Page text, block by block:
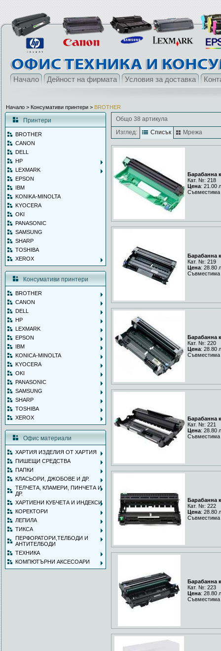
Начало Дейност на фирмата Условия за доставка
Начало > Консумативи принтери > BROTHER
Принтери
BROTHER
CANON
DELL
HP
LEXMARK
EPSON
IBM
KONIKA-MINOLTA
KYOCERA
OKI
PANASONIC
SAMSUNG
SHARP
TOSHIBA
XEROX
Консумативи принтери
BROTHER
CANON
DELL
HP
LEXMARK
EPSON
IBM
KONICA-MINOLTA
KYOCERA
OKI
PANASONIC
SAMSUNG
SHARP
TOSHIBA
XEROX
Офис материали
ХАРТИЯ ИЗДЕЛИЯ ОТ ХАРТИЯ
ПИШЕЩИ СРЕДСТВА
ПАПКИ
КЛАСЬОРИ, ДЖОБОВЕ И ДР.
ТЕЛЧЕТА, КЛАМЕРИ, ПИНЧЕТА И
ДР.
ХАРТИЕНИ КУБЧЕТА И ИНДЕКСИ
КОРЕКТОРИ
ЛЕПИЛА
ТИКСА
ПЕРФОРАТОРИ,ТЕЛБОДИ И
АНТИТЕЛБОДИ
ТЕХНИКА
КОМПЮТЪРНИ АКСЕСОАРИ
Общо 38 артикула
Изглед:
Списък Мрежа
Барабанна
Кат. №: 218
Цена: 21.00
Съвместима
Барабанна
Кат. №: 219
Цена: 28.80
Съвместима
Барабанна
Кат. №: 220
Цена: 28.80
Съвместима
Барабанна
Кат. №: 221
Цена: 28.80
Съвместима
Барабанна
Кат. №: 222
Цена: 28.80
Съвместима
Барабанна
Кат. №: 223
Цена: 28.80
Съвместима